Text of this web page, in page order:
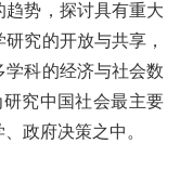
势，探讨具有重大
究的开放与共享，
学科的经济与社会数
究中国社会最主要
政府决策之中。